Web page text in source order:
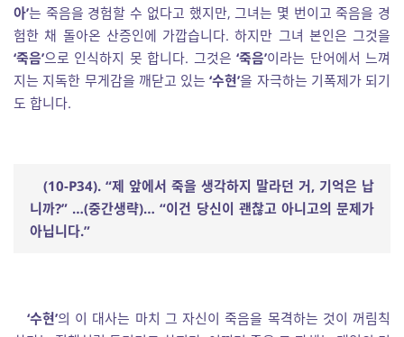
아’는 죽음을 경험할 수 없다고 했지만, 그녀는 몇 번이고 죽음을 경
험한 채 돌아온 산증인에 가깝습니다. 하지만 그녀 본인은 그것을
‘죽음’으로 인식하지 못 합니다. 그것은 ‘죽음’이라는 단어에서 느껴
지는 지독한 무게감을 깨닫고 있는‘수현’을 자극하는 기폭제가 되기
도 합니다.
(10-P34). “제 앞에서 죽을 생각하지 말라던 거, 기억은 납
니까?” …(중간생략)…“이건 당신이 괜찮고 아니고의 문제가
아닙니다.”
‘수현’의 이 대사는 마치 그 자신이 죽음을 목격하는 것이 꺼림칙